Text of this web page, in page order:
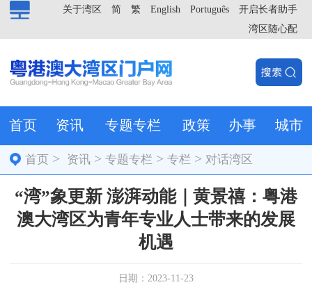
开启长者助手
Português
English
繁
简
关于湾区
湾区随心配
首页 资讯 专题专栏 政策 办事 城市
首页 > 资讯 >专题专栏 >专栏 > 对话湾区
“湾”象更新 澎湃动能｜黄景禧：粤港
澳大湾区为青年专业人士带来的发展
机遇
日期：2023-11-23